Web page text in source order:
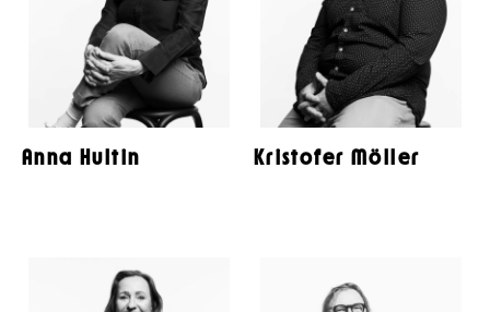
Anna Hultin Kristofer Möller